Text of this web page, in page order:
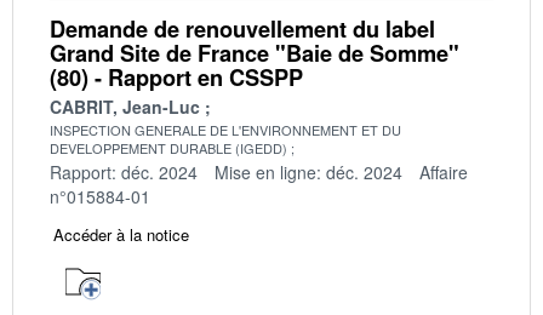
Demande de renouvellement du label
Grand Site de France "Baie de Somme"
(80) - Rapport en CSSPP
CABRIT, Jean-Luc
INSPECTION GENERALE DE L'ENVIRONNEMENT ET DU
DEVELOPPEMENT DURABLE (IGEDD)
Rapport: déc. 2024 Mise en ligne: déc. 2024
Affaire
n°015884-01
Accéder à la notice